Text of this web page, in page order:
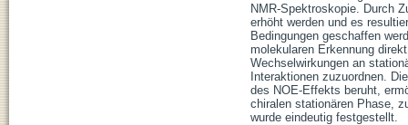
NMR-Spektroskopie. Durch
erhöht werden und es
Bedingungen geschaffen
molekularen Erkennung
Wechselwirkungen an
Interaktionen zuzuordnen.
des NOE-Effekts beruht,
chiralen stationären Phase,
wurde eindeutig festgestellt.